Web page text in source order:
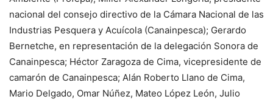
nacional del consejo directivo de la Cámara Nacional de las
Industrias Pesquera y Acuícola (Canainpesca); Gerardo
Bernetche, en representación de la delegación Sonora de
Canainpesca; Héctor Zaragoza de Cima, vicepresidente de
camarón de Canainpesca; Alán Roberto Llano de Cima,
Mario Delgado, Omar Núñez, Mateo López León, Julio